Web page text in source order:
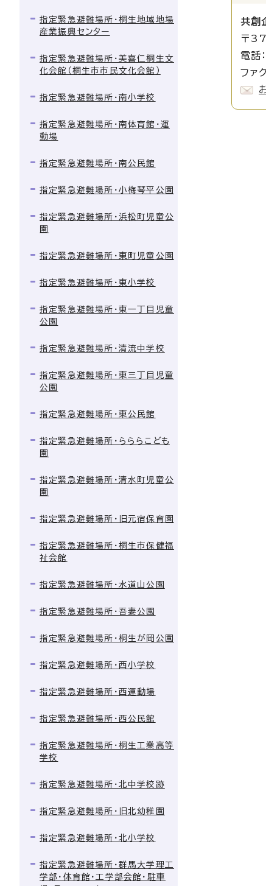
共創
〒
電
ファ
指定緊急避難場所・桐生地域地場
産業振興センター
指定緊急避難場所・美喜仁桐生文
化会館（桐生市市民文化会館）
指定緊急避難場所・南小学校
指定緊急避難場所・南体育館・運
動場
指定緊急避難場所・南公民館
指定緊急避難場所・小梅琴平公園
指定緊急避難場所・浜松町児童公
園
指定緊急避難場所・東町児童公園
指定緊急避難場所・東小学校
指定緊急避難場所・東一丁目児童
公園
指定緊急避難場所・清流中学校
指定緊急避難場所・東三丁目児童
公園
指定緊急避難場所・東公民館
指定緊急避難場所・らららこども
園
指定緊急避難場所・清水町児童公
園
指定緊急避難場所・旧元宿保育園
指定緊急避難場所・桐生市保健福
祉会館
指定緊急避難場所・水道山公園
指定緊急避難場所・吾妻公園
指定緊急避難場所・桐生が岡公園
指定緊急避難場所・西小学校
指定緊急避難場所・西運動場
指定緊急避難場所・西公民館
指定緊急避難場所・桐生工業高等
学校
指定緊急避難場所・北中学校跡
指定緊急避難場所・旧北幼稚園
指定緊急避難場所・北小学校
指定緊急避難場所・群馬大学理工
学部・体育館・工学部会館・駐車